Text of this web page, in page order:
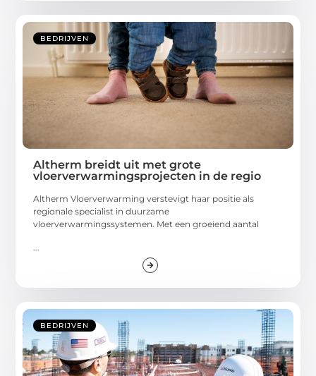
BEDRIJVEN
Altherm breidt uit met grote
vloerverwarmingsprojecten in de regio
Altherm Vloerverwarming verstevigt haar positie als
regionale specialist in duurzame
vloerverwarmingssystemen. Met een groeiend aantal
BEDRIJVEN